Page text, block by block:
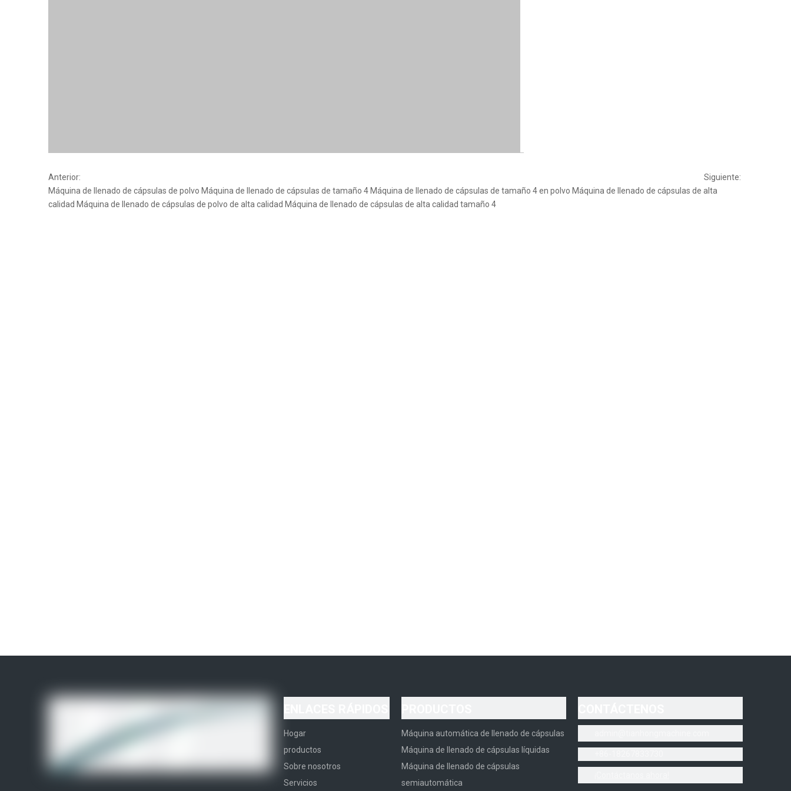
Anterior:
Siguiente:
Máquina de llenado de cápsulas de polvo Máquina de llenado de cápsulas de tamaño 4 Máquina de llenado de cápsulas de tamaño 4 en polvo Máquina de llenado de cápsulas de alta
calidad Máquina de llenado de cápsulas de polvo de alta calidad Máquina de llenado de cápsulas de alta calidad tamaño 4
Hogar
productos
Sobre nosotros
Servicios
Máquina automática de llenado de cápsulas
Máquina de llenado de cápsulas líquidas
Máquina de llenado de cápsulas
semiautomática